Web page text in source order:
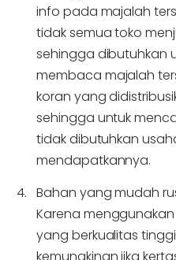
info pada majalah
tidak semua toko
sehingga dibutuhkan
membaca majalah
koran yang
sehingga untuk
tidak dibutuhkan
mendapatkannya.
Bahan yang mudah
Karena
yang berkualitas